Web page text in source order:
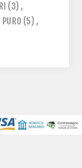
(3) ,
PURO (5) ,